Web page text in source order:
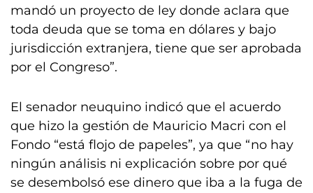
mandó un proyecto de ley donde aclara que
toda deuda que se toma en dólares y bajo
jurisdicción extranjera, tiene que ser aprobada
por el Congreso”.
El senador neuquino indicó que el acuerdo
que hizo la gestión de Mauricio Macri con el
Fondo “está flojo de papeles”, ya que “no hay
ningún análisis ni explicación sobre por qué
se desembolsó ese dinero que iba a la fuga de